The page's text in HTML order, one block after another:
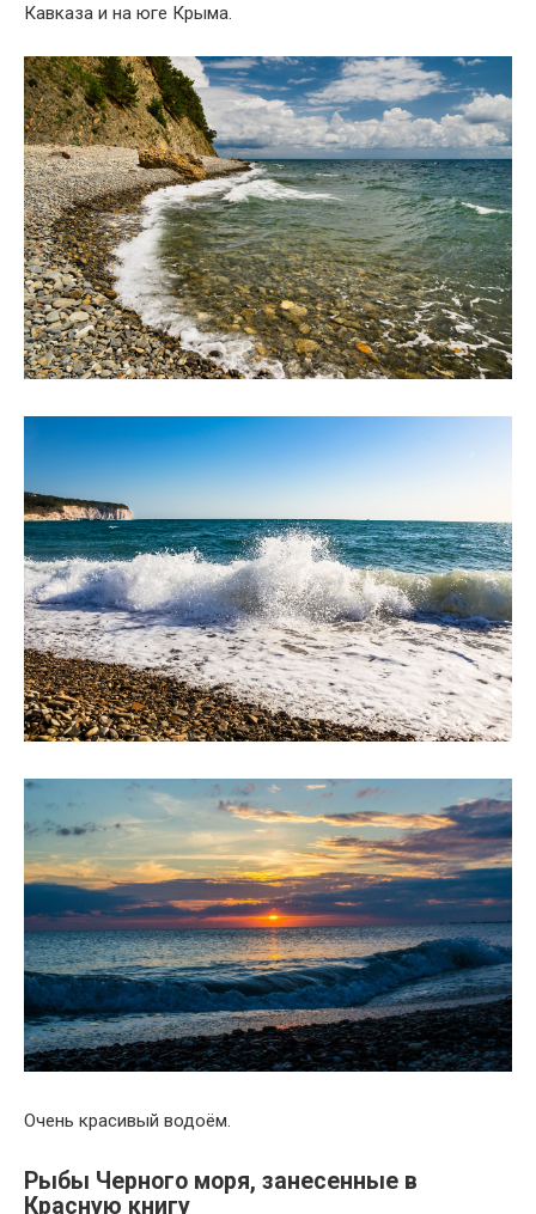
Кавказа и на юге Крыма.
Очень красивый водоём.
Рыбы Черного моря, занесенные в
Красную книгу